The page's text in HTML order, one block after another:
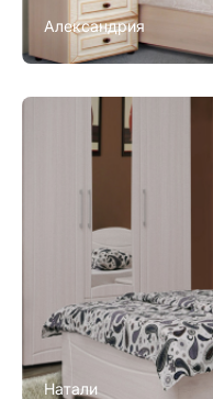
Александрия
Натали